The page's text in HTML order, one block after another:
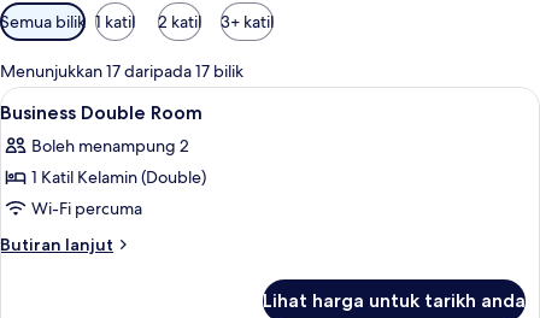
Penapis
yang
tersedia
untuk
bilik
Semua bilik 1 katil 2 katil 3+ katil
Menunjukkan 17 daripada 17 bilik
Lihat
semua
foto
untuk
Business
Double
Peralatan tempat tidur premium,
3
Business Double Room
Boleh menampung 2
1 Katil Kelamin (Double)
Wi-Fi percuma
Butiran lanjut
Butiran
Lihat harga untuk tarikh anda